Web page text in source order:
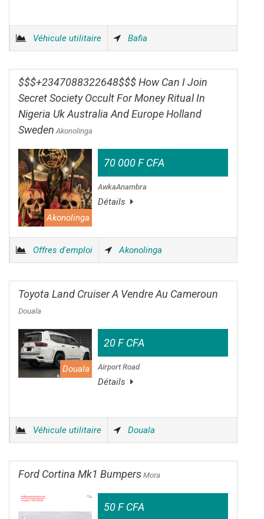
Véhicule utilitaire Bafia
$$$+2347088322648$$$ How Can I Join
Secret Society Occult For Money Ritual In
Nigeria Uk Australia And Europe Holland
Sweden Akonolinga
Akonolinga
70 000 F CFA
AwkaAnambra
Détails
Offres d'emploi Akonolinga
Toyota Land Cruiser A Vendre Au Cameroun
Douala
Douala
20 F CFA
Airport Road
Détails
Véhicule utilitaire Douala
Ford Cortina Mk1 Bumpers Mora
50 F CFA